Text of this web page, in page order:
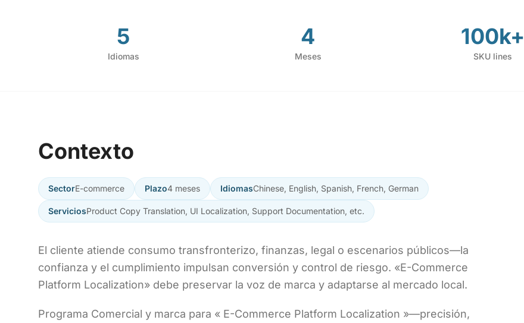
5
Idiomas
4
Meses
100k+
SKU lines
Contexto
SectorE-commerce Plazo4 meses IdiomasChinese, English, Spanish, French, German
ServiciosProduct Copy Translation, UI Localization, Support Documentation, etc.
El cliente atiende consumo transfronterizo, finanzas, legal o escenarios públicos—la
confianza y el cumplimiento impulsan conversión y control de riesgo. «E-Commerce
Platform Localization» debe preservar la voz de marca y adaptarse al mercado local.
Programa Comercial y marca para « E-Commerce Platform Localization »—precisión,